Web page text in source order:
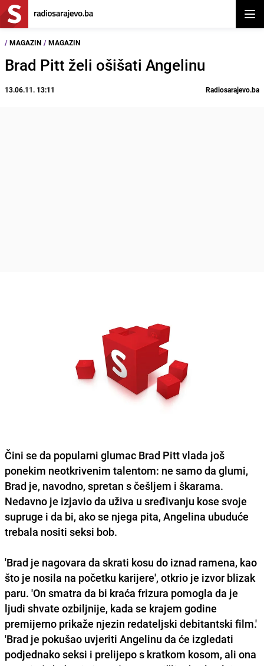
/ MAGAZIN / MAGAZIN
Brad Pitt želi ošišati Angelinu
13.06.11. 13:11 Radiosarajevo.ba
Čini se da popularni glumac Brad Pitt vlada još
ponekim neotkrivenim talentom: ne samo da glumi,
Brad je, navodno, spretan s češljem i škarama.
Nedavno je izjavio da uživa u sređivanju kose svoje
supruge i da bi, ako se njega pita, Angelina ubuduće
trebala nositi seksi bob.
'Brad je nagovara da skrati kosu do iznad ramena, kao
što je nosila na početku karijere', otkrio je izvor blizak
paru. 'On smatra da bi kraća frizura pomogla da je
ljudi shvate ozbiljnije, kada se krajem godine
premijerno prikaže njezin redateljski debitantski film.'
'Brad je pokušao uvjeriti Angelinu da će izgledati
podjednako seksi i prelijepo s kratkom kosom, ali ona